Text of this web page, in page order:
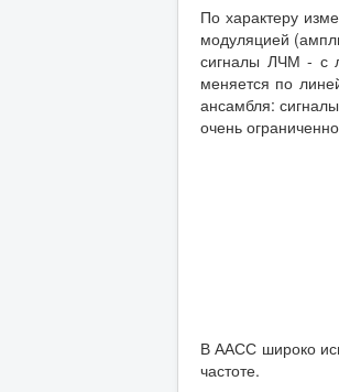
По характеру
модуляцией
сигналы ЛЧМ - с
меняется по
ансамбля:
очень
В ААСС широко
частоте.